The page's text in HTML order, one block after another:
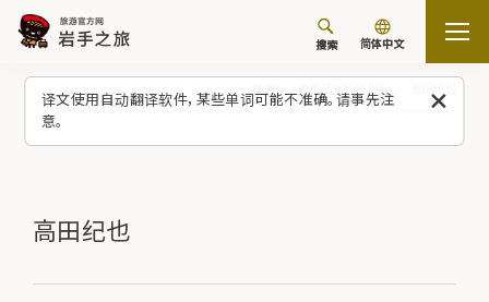
译文使用自动翻译软件，某些单词可能不准确。请事先注
意。
搜索 简体中文
高田纪也